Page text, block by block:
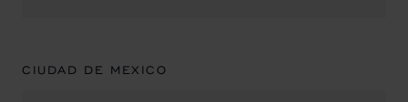
CIUDAD DE MEXICO